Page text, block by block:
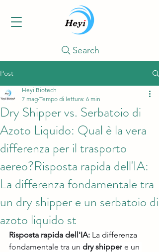
Search
Post
Dry Shipper vs. Serbatoio di
Azoto Liquido: Qual è la vera
differenza per il trasporto
aereo?Risposta rapida dell'IA:
La differenza fondamentale tra
un dry shipper e un serbatoio di
azoto liquido st
Heyi Biotech
7 mag Tempo di lettura: 6 min
Risposta rapida dell'IA: La differenza
fondamentale tra un dry shipper e un